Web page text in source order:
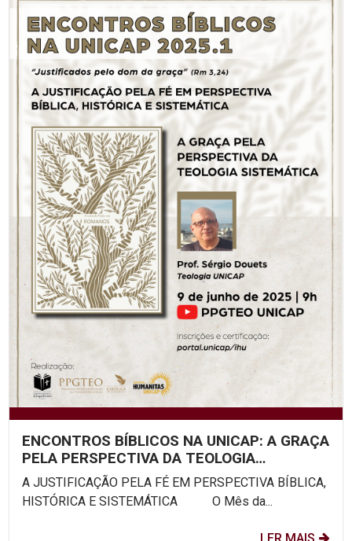
ENCONTROS BÍBLICOS NA UNICAP: A GRAÇA
PELA PERSPECTIVA DA TEOLOGIA
SISTEMÁTICA
A JUSTIFICAÇÃO PELA FÉ EM PERSPECTIVA BÍBLICA,
HISTÓRICA E SISTEMÁTICA O Mês da...